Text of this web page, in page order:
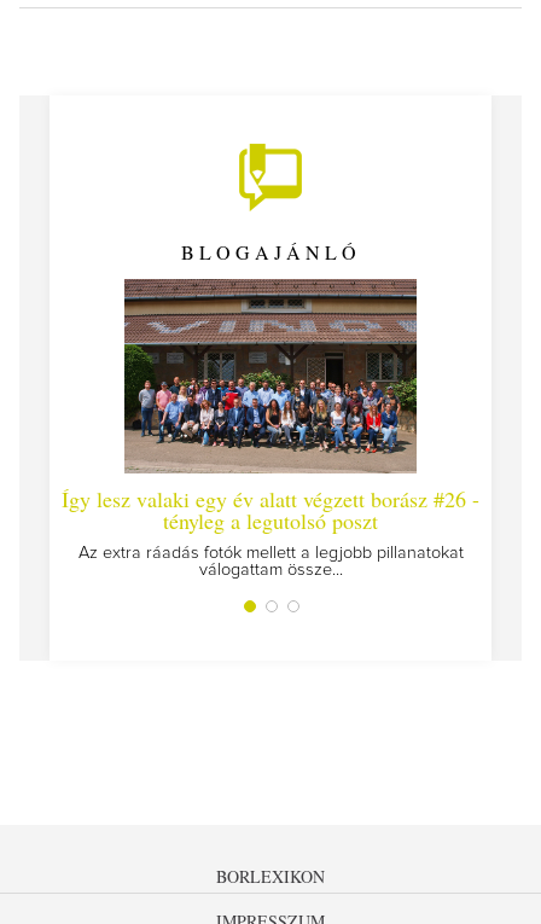
BLOGAJÁNLÓ
Így lesz valaki egy év alatt végzett borász #26 -
tényleg a legutolsó poszt
Az extra ráadás fotók mellett a legjobb pillanatokat
válogattam össze...
BORLEXIKON